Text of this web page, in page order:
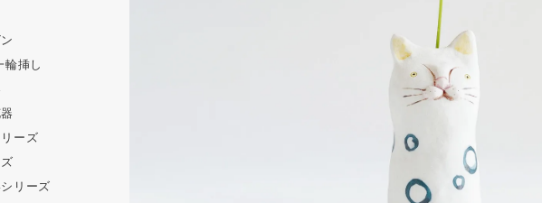
輪挿し
ーズ
リーズ